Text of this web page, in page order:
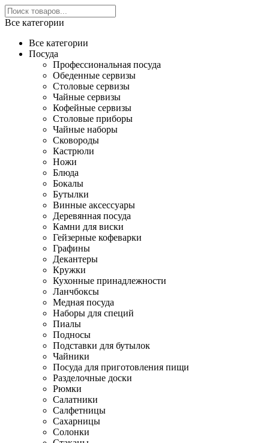
Все категории
Все категории
Посуда
Профессиональная посуда
Обеденные сервизы
Столовые сервизы
Чайные сервизы
Кофейные сервизы
Столовые приборы
Чайные наборы
Сковороды
Кастрюли
Ножи
Блюда
Бокалы
Бутылки
Винные аксессуары
Деревянная посуда
Камни для виски
Гейзерные кофеварки
Графины
Декантеры
Кружки
Кухонные принадлежности
Ланчбоксы
Медная посуда
Наборы для специй
Пиалы
Подносы
Подставки для бутылок
Чайники
Посуда для приготовления пищи
Разделочные доски
Рюмки
Салатники
Салфетницы
Сахарницы
Солонки